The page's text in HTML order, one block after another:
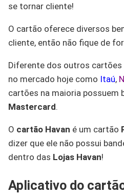
se tornar cliente!
O cartão oferece diversos
cliente, então não fique de
Diferente dos outros
no mercado hoje como Itaú,
cartões na maioria possuem
Mastercard.
O cartão Havan é um cartão
dizer que ele não possui
dentro das Lojas Havan!
Aplicativo do